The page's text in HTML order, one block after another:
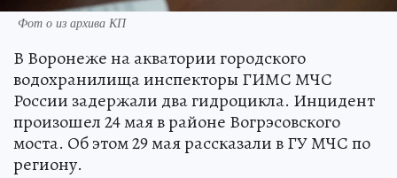
Фот о из архива КП
В Воронеже на акватории городского
водохранилища инспекторы ГИМС МЧС
России задержали два гидроцикла. Инцидент
произошел 24 мая в районе Вогрэсовского
моста. Об этом 29 мая рассказали в ГУ МЧС по
региону.